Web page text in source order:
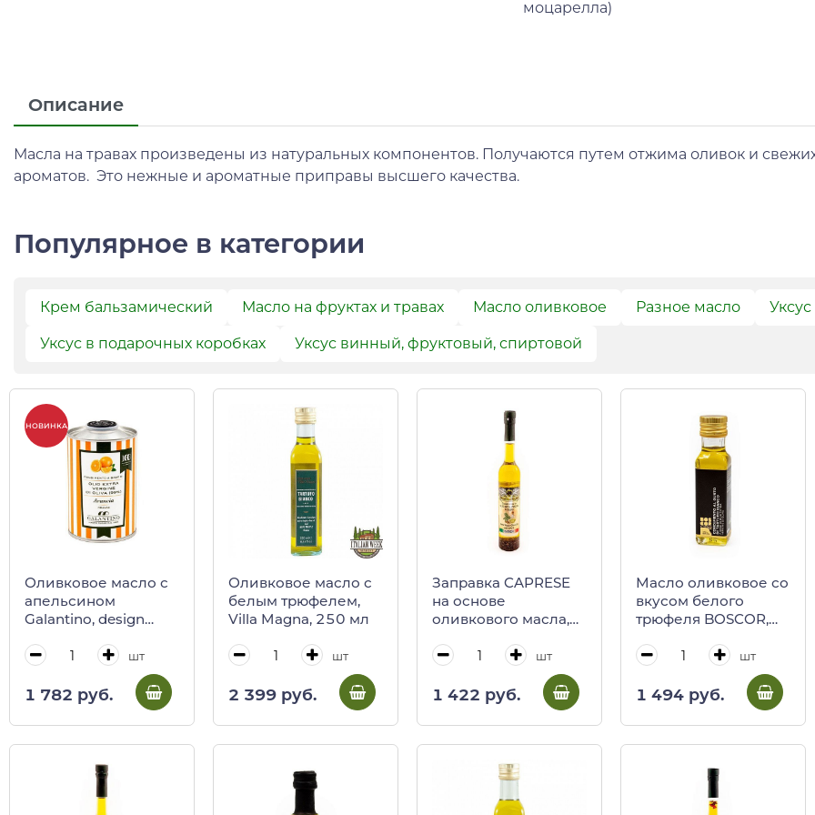
моцарелла)
Описание
Масла на травах произведены из натуральных компонентов. Получаются путем отжима оливок и
ароматов. Это нежные и ароматные приправы высшего качества.
Популярное в категории
Крем бальзамический Масло на фруктах и травах Масло оливковое Разное масло
Уксус в подарочных коробках Уксус винный, фруктовый, спиртовой
НОВИНКА
Оливковое масло с
апельсином
Galantino, design
шт
1 782 руб.
Оливковое масло с
белым трюфелем,
Villa Magna, 250 мл
шт
2 399 руб.
Заправка CAPRESE
на основе
оливкового масла,
мл (ст/бут)
шт
1 422 руб.
Масло оливковое со
вкусом белого
трюфеля BOSCOR,
бут)
шт
1 494 руб.